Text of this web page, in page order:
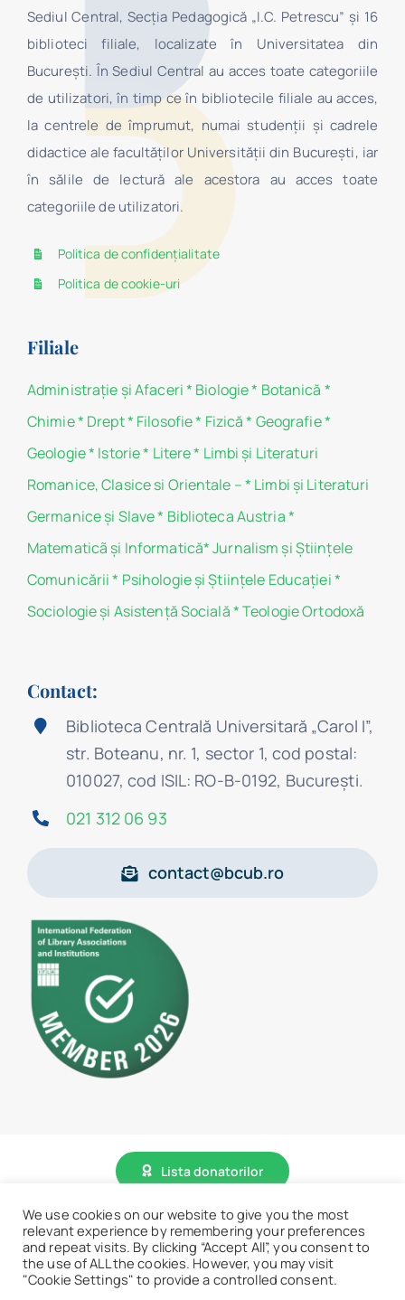
Sediul Central, Secţia Pedagogică „I.C. Petrescu” şi 16
biblioteci filiale, localizate în Universitatea din
Bucureşti. În Sediul Central au acces toate categoriile
de utilizatori, în timp ce în bibliotecile filiale au acces,
la centrele de împrumut, numai studenţii şi cadrele
didactice ale facultăților Universității din București, iar
în sălile de lectură ale acestora au acces toate
categoriile de utilizatori.
Politica de confidențialitate
Politica de cookie-uri
Filiale
Administraţie şi Afaceri* Biologie* Botanică *
Chimie* Drept* Filosofie* Fizică * Geografie*
Geologie* Istorie* Litere* Limbi și Literaturi
Romanice, Clasice si Orientale –* Limbi și Literaturi
Germanice şi Slave* Biblioteca Austria*
Matematicã și Informatică*Jurnalism şi Ştiinţele
Comunicării * Psihologie şi Ştiinţele Educaţiei*
Sociologie şi Asistenţă Socială*Teologie Ortodoxă
Contact:
Biblioteca Centrală Universitară „Carol I”,
str. Boteanu, nr. 1, sector 1, cod postal:
010027, cod ISIL: RO-B-0192, Bucureşti.
021 312 06 93
contact@bcub.ro
Lista donatorilor
© 2026 • BCU „Carol I” - Toate drepturile sunt rezervate.
Accesează website vechi
We use cookies on our website to give you the most
relevant experience by remembering your preferences
and repeat visits. By clicking “Accept All”, you consent to
the use of ALL the cookies. However, you may visit
"Cookie Settings" to provide a controlled consent.